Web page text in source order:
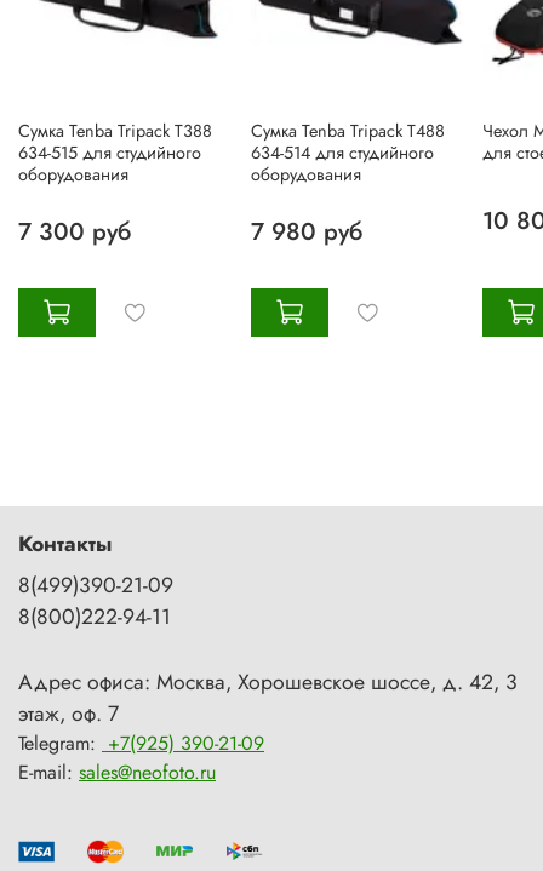
Сумка Tenba Tripack T388
634-515 для студийного
оборудования
7 300 руб
Сумка Tenba Tripack T488
634-514 для студийного
оборудования
7 980 руб
Чехол
для
10
Контакты
8(499)390-21-09
8(800)222-94-11
Адрес офиса: Москва, Хорошевское шоссе, д. 42, 3
этаж, оф. 7
Telegram: +7(925) 390-21-09
E-mail: sales@neofoto.ru